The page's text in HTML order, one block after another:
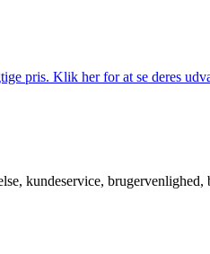
pris. Klik her for at se deres
kundeservice,